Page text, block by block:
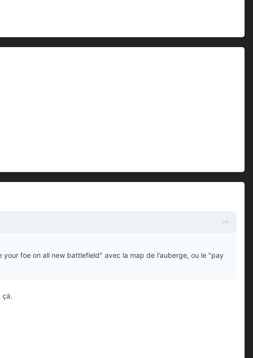
foe on all new battlefield" avec la map de l'auberge, ou le "pay
çà.